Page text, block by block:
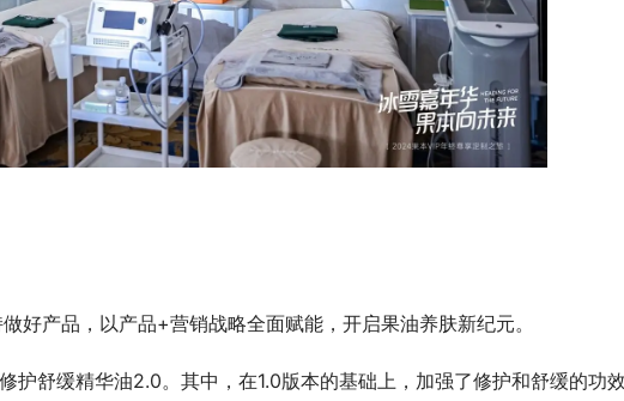
好产品，以产品+营销战略全面赋能，开启果油养肤新纪元。
护舒缓精华油2.0。其中，在1.0版本的基础上，加强了修护和舒缓的功